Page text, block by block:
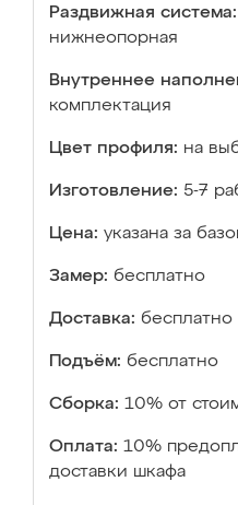
Раздвижная система:
нижнеопорная
Внутреннее
комплектация
Цвет профиля: на
Изготовление: 5-7
Цена: указана за
Замер: бесплатно
Доставка: бесплатно
Подъём: бесплатно
Сборка: 10% от
Оплата: 10%
доставки шкафа